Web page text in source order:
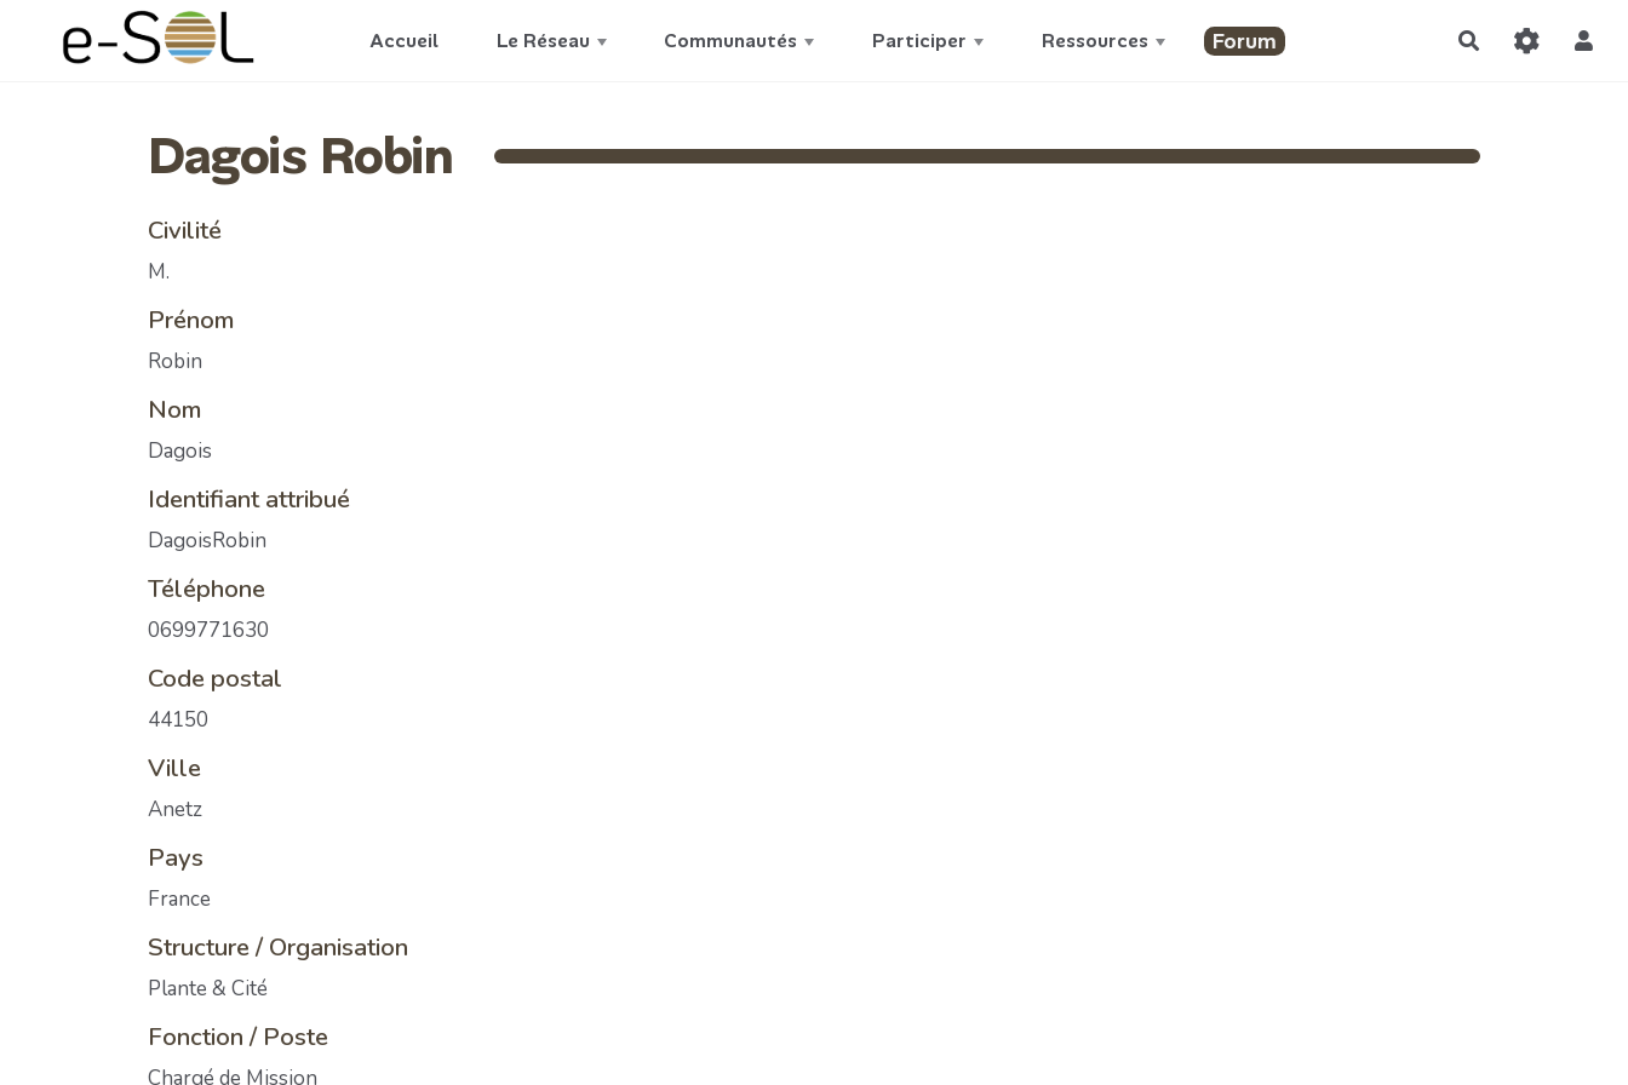
Aller au contenu principal Accueil Le Réseau Communautés Participer Ressources Forum Rechercher
Dagois Robin
Civilité
M.
Prénom
Robin
Nom
Dagois
Identifiant attribué
DagoisRobin
Téléphone
0699771630
Code postal
44150
Ville
Anetz
Pays
France
Structure / Organisation
Plante & Cité
Fonction / Poste
Chargé de Mission